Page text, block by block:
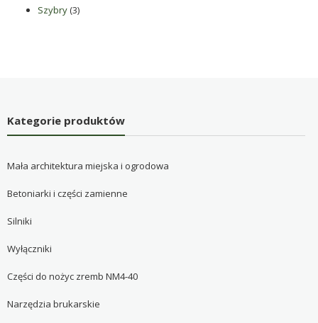
Szybry 33
Kategorie produktów
Mała architektura miejska i ogrodowa
Betoniarki i części zamienne
Silniki
Wyłączniki
Części do nożyc zremb NM4-40
Narzędzia brukarskie